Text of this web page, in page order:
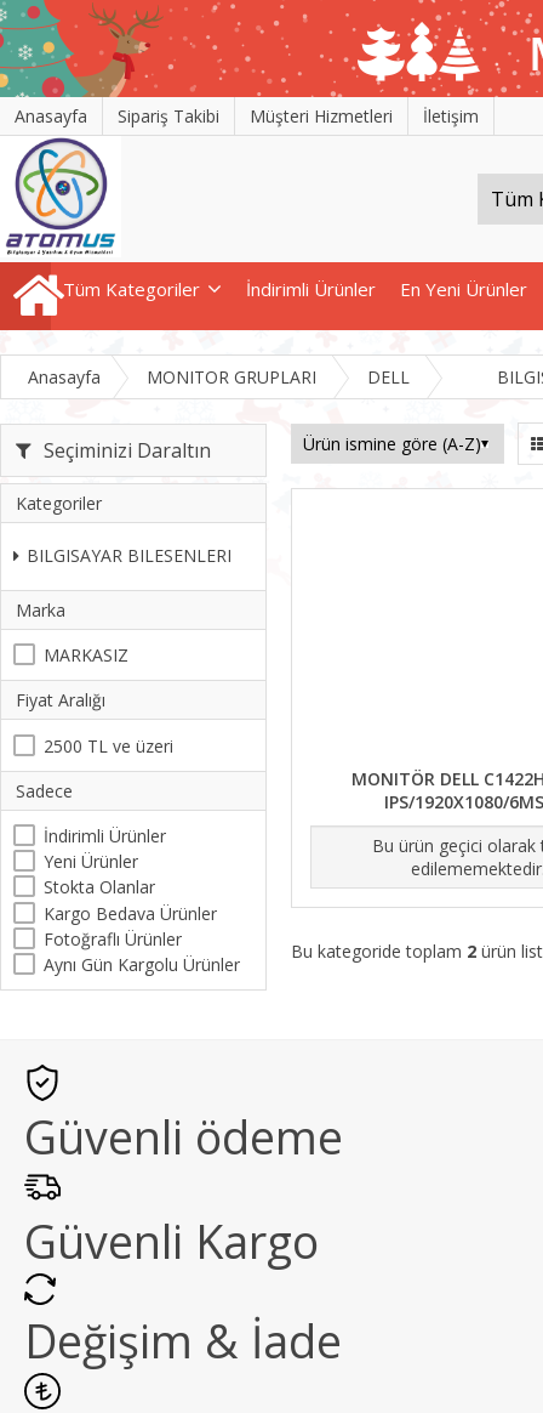
Anasayfa Sipariş Takibi Müşteri Hizmetleri İletişim
Tüm Kategoriler İndirimli Ürünler En Yeni Ürünler
Anasayfa MONITOR GRUPLARI DELL
Seçiminizi Daraltın
Kategoriler
BILGISAYAR BILESENLERI
Marka
MARKASIZ
Fiyat Aralığı
2500 TL ve üzeri
Sadece
İndirimli Ürünler
Yeni Ürünler
Stokta Olanlar
Kargo Bedava Ürünler
Fotoğraflı Ürünler
Aynı Gün Kargolu Ürünler
MONITÖR DELL
IPS/1920X1080/
Bu ürün geçici olarak
Bu kategoride toplam 2 ürün
Güvenli ödeme
Güvenli Kargo
Değişim & İade